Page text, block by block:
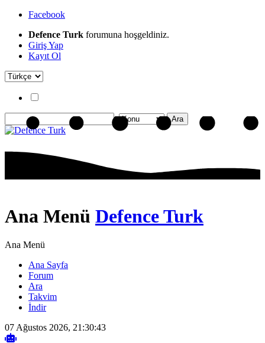
Facebook
Defence Turk forumuna hoşgeldiniz.
Giriş Yap
Kayıt Ol
Ana Menü Defence Turk
Ana Menü
Ana Sayfa
Forum
Ara
Takvim
İndir
07 Ağustos 2026, 21:30:43